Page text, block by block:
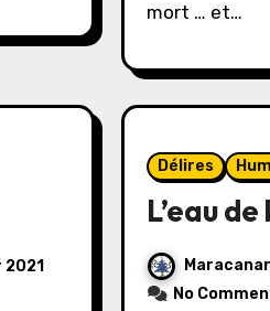
mort … et…
Délires
L’eau
No